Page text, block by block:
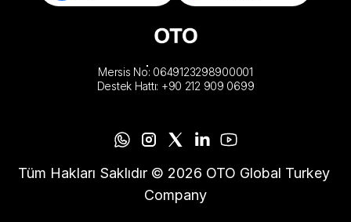
Mersis No: 0649123298900001
Destek Hattı: +90 212 909 0699
Tüm Hakları Saklıdır © 2026 OTO Global Turkey
Company